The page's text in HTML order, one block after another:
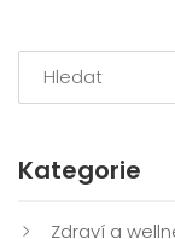
Kategorie
Zdraví a